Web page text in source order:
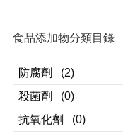
食品添加物分類目錄
防腐劑
(2)
殺菌劑
(0)
抗氧化劑
(0)